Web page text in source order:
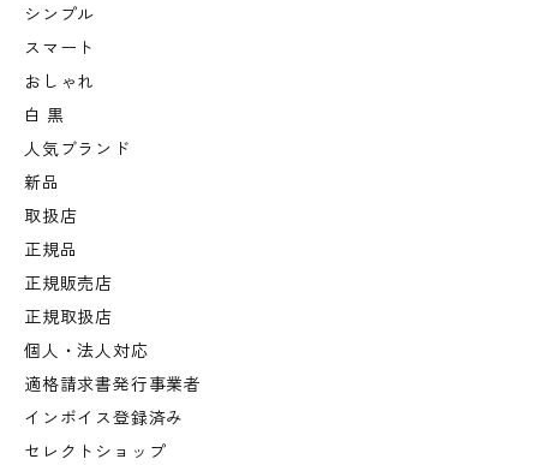
シンプル
スマート
おしゃれ
白 黒
人気ブランド
新品
取扱店
正規品
正規販売店
正規取扱店
個人・法人対応
適格請求書発行事業者
インボイス登録済み
セレクトショップ